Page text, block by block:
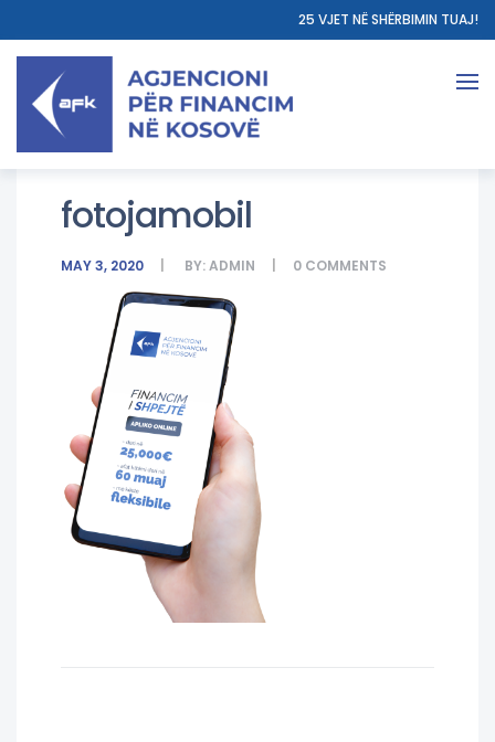
25 VJET NË SHËRBIMIN TUAJ!
fotojamobil
MAY 3, 2020 BY:ADMIN 0 COMMENTS